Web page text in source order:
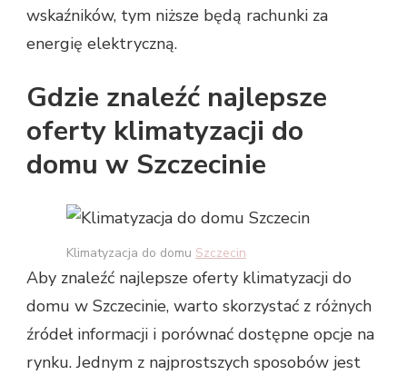
wskaźników, tym niższe będą rachunki za
energię elektryczną.
Gdzie znaleźć najlepsze
oferty klimatyzacji do
domu w Szczecinie
Klimatyzacja do domu Szczecin
Aby znaleźć najlepsze oferty klimatyzacji do
domu w Szczecinie, warto skorzystać z różnych
źródeł informacji i porównać dostępne opcje na
rynku. Jednym z najprostszych sposobów jest